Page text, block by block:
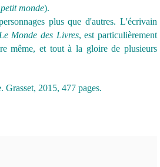
monde).
plus que d'autres. L'écrivain
Le Monde des Livres, est particulièrement
même, et tout à la gloire de plusieurs
2015, 477 pages.